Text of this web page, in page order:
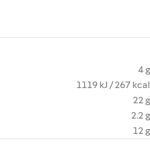
4 g
1119 kJ / 267 kcal
22 g
2.2 g
12 g